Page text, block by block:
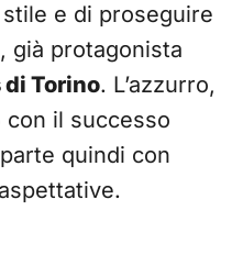
e di proseguire
già protagonista
Torino. L’azzurro,
il successo
quindi con